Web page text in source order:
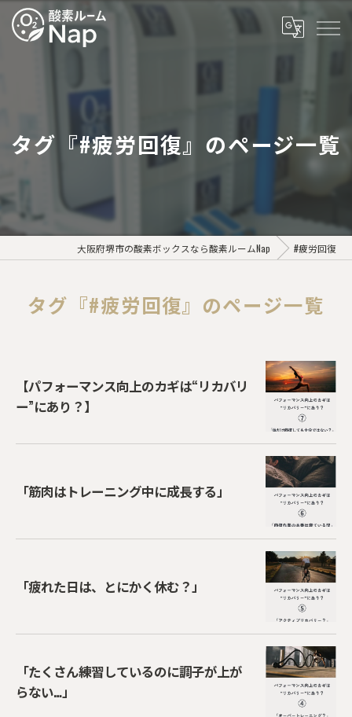
タグ『#疲労回復』のページ一覧
大阪府堺市の酸素ボックスなら酸素ルームNap #疲労回復
タグ『#疲労回復』のページ一覧
【パフォーマンス向上のカギは“リカバリ
ー”にあり？】
「筋肉はトレーニング中に成長する」
「疲れた日は、とにかく休む？」
「たくさん練習しているのに調子が上が
らない…」